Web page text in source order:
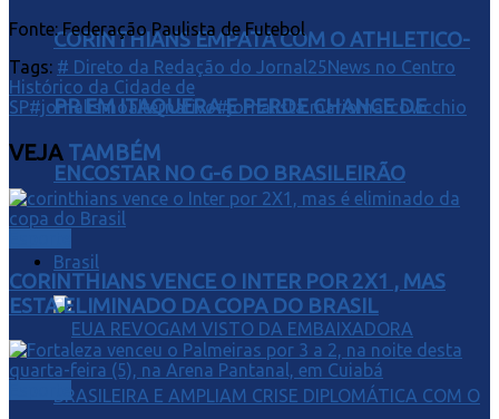
CORINTHIANS EMPATA COM O ATHLETICO-
PR EM ITAQUERA E PERDE CHANCE DE
ENCOSTAR NO G-6 DO BRASILEIRÃO
Brasil
Fonte: Federação Paulista de Futebol
Tags: # Direto da Redação do Jornal25News no Centro
Histórico da Cidade de
SP#jornalismoalternativo#jornalista mariomarcovicchio
VEJATAMBÉM
CORINTHIANS VENCE O INTER POR 2X1 , MAS
ESTA ELIMINADO DA COPA DO BRASIL